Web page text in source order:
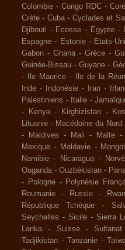
Colombie - Congo RDC -
Crète - Cuba - Cyclades et
Djibouti - Ecosse - Egypte -
Espagne - Estonie - Etats-
Gabon - Ghana - Grèce -
Guinée-Bissau - Guyane -
-
Ile Maurice - Ile de la
Inde - Indonésie - Iran -
Palestiniens - Italie -
-
Kenya - Kirghizistan -
Lituanie - Macédoine du Nord
-
Maldives - Mali - Malte -
Mexique - Moldavie -
Namibie - Nicaragua -
Ouganda -Ouzbékistan -
-
Pologne - Polynésie
Roumanie
- Russie -
République Tchèque
-
Seychelles - Sicile - Sierra
Lanka
- Suisse -
Tadjikistan - Tanzanie -